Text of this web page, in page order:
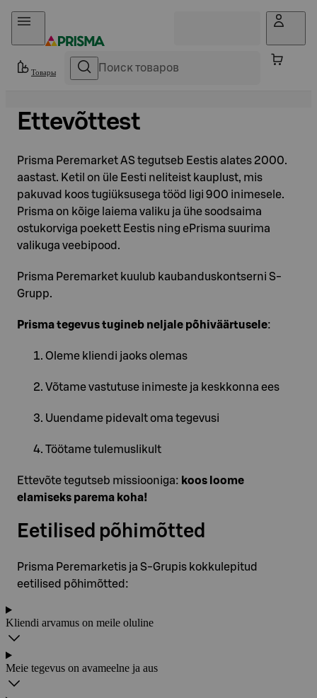
Прыгать в контент
Товары
Ettevõttest
Prisma Peremarket AS tegutseb Eestis alates 2000.
aastast. Ketil on üle Eesti neliteist kauplust, mis
pakuvad koos tugiüksusega tööd ligi 900 inimesele.
Prisma on kõige laiema valiku ja ühe soodsaima
ostukorviga poekett Eestis ning ePrisma suurima
valikuga veebipood.
Prisma Peremarket kuulub kaubanduskontserni S-
Grupp.
Prisma tegevus tugineb neljale põhiväärtusele:
Oleme kliendi jaoks olemas
Võtame vastutuse inimeste ja keskkonna ees
Uuendame pidevalt oma tegevusi
Töötame tulemuslikult
Ettevõte tegutseb missiooniga: koos loome
elamiseks parema koha!
Eetilised põhimõtted
Prisma Peremarketis ja S-Grupis kokkulepitud
eetilised põhimõtted:
Kliendi arvamus on meile oluline
Meie tegevus on avameelne ja aus